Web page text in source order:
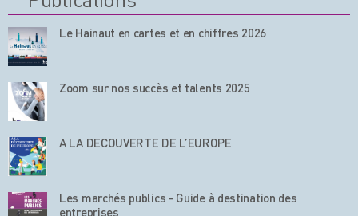
Le Hainaut en cartes et en chiffres 2026
Zoom sur nos succès et talents 2025
A LA DECOUVERTE DE L’EUROPE
Les marchés publics - Guide à destination des
entreprises